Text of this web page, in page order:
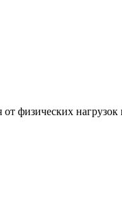
физических